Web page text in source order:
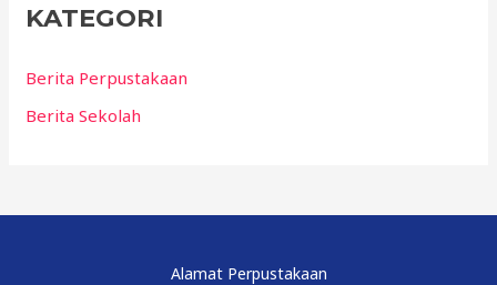
KATEGORI
Berita Perpustakaan
Berita Sekolah
Alamat Perpustakaan